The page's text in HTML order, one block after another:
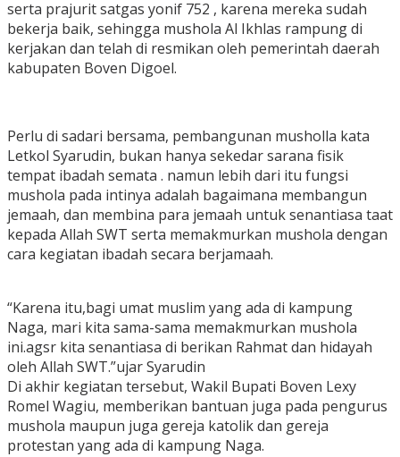
serta prajurit satgas yonif 752 , karena mereka sudah
bekerja baik, sehingga mushola Al Ikhlas rampung di
kerjakan dan telah di resmikan oleh pemerintah daerah
kabupaten Boven Digoel.
Perlu di sadari bersama, pembangunan musholla kata
Letkol Syarudin, bukan hanya sekedar sarana fisik
tempat ibadah semata . namun lebih dari itu fungsi
mushola pada intinya adalah bagaimana membangun
jemaah, dan membina para jemaah untuk senantiasa taat
kepada Allah SWT serta memakmurkan mushola dengan
cara kegiatan ibadah secara berjamaah.
“Karena itu,bagi umat muslim yang ada di kampung
Naga, mari kita sama-sama memakmurkan mushola
ini.agsr kita senantiasa di berikan Rahmat dan hidayah
oleh Allah SWT.”ujar Syarudin
Di akhir kegiatan tersebut, Wakil Bupati Boven Lexy
Romel Wagiu, memberikan bantuan juga pada pengurus
mushola maupun juga gereja katolik dan gereja
protestan yang ada di kampung Naga.